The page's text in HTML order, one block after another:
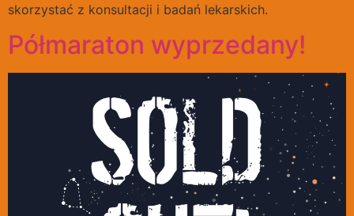
skorzystać z konsultacji i badań lekarskich.
Półmaraton wyprzedany!